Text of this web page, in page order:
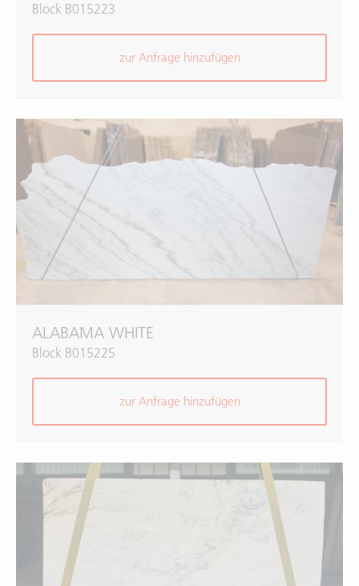
Block B015223
zur Anfrage hinzufügen
ALABAMA WHITE
Block B015225
zur Anfrage hinzufügen